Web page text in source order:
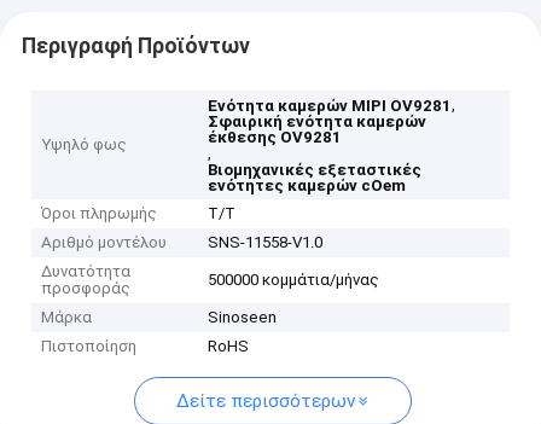
Περιγραφή Προϊόντων
Υψηλό φως
Ενότητα καμερών MIPI OV9281,
Σφαιρική ενότητα καμερών
έκθεσης OV9281
,
Βιομηχανικές εξεταστικές
ενότητες καμερών cOem
Όροι πληρωμής
T/T
Αριθμό μοντέλου
SNS-11558-V1.0
Δυνατότητα
προσφοράς
500000 κομμάτια/μήνας
Μάρκα
Sinoseen
Πιστοποίηση
RoHS
Δείτε περισσότερων